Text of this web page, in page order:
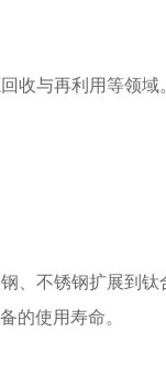
收与再利用等领
、不锈钢扩展到
的使用寿命。